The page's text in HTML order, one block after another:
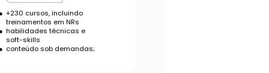
+230 cursos, incluindo
treinamentos em NRs
habilidades técnicas e
soft-skills
conteúdo sob demandas;